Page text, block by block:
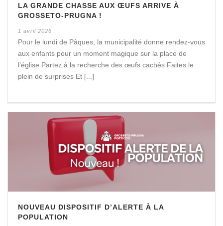
LA GRANDE CHASSE AUX ŒUFS ARRIVE À
GROSSETO-PRUGNA !
1 avril 2026
Pour le lundi de Pâques, la municipalité donne rendez-vous
aux enfants pour un moment magique sur la place de
l’église Partez à la recherche des œufs cachés Faites le
plein de surprises Et [...]
NOUVEAU DISPOSITIF D’ALERTE À LA
POPULATION